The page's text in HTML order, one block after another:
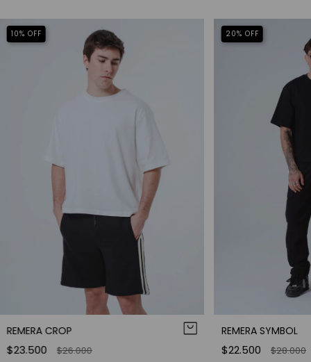
10% OFF
REMERA CROP
$23.500 $26.000
20% OFF
REMERA SYMBOL
$22.500 $28.000